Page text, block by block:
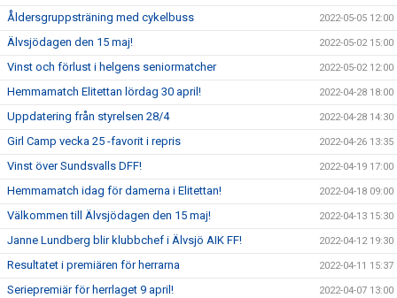
Åldersgruppsträning med cykelbuss 2022-05-05 12:00
Älvsjödagen den 15 maj! 2022-05-02 15:00
Vinst och förlust i helgens seniormatcher 2022-05-02 12:00
Hemmamatch Elitettan lördag 30 april! 2022-04-28 18:00
Uppdatering från styrelsen 28/4 2022-04-28 14:30
Girl Camp vecka 25 -favorit i repris 2022-04-26 13:35
Vinst över Sundsvalls DFF! 2022-04-19 17:00
Hemmamatch idag för damerna i Elitettan! 2022-04-18 09:00
Välkommen till Älvsjödagen den 15 maj! 2022-04-13 15:30
Janne Lundberg blir klubbchef i Älvsjö AIK FF! 2022-04-12 19:30
Resultatet i premiären för herrarna 2022-04-11 15:37
Seriepremiär för herrlaget 9 april! 2022-04-07 13:00